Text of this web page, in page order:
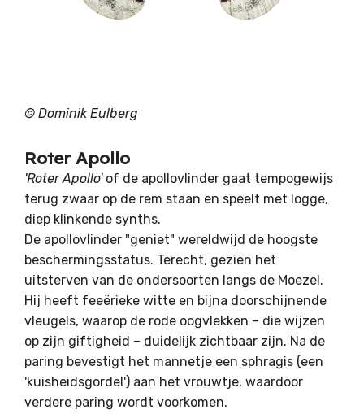
© Dominik Eulberg
Roter Apollo
'Roter Apollo'of de apollovlinder gaat tempogewijs
terug zwaar op de rem staan en speelt met logge,
diep klinkende synths.
De apollovlinder "geniet" wereldwijd de hoogste
beschermingsstatus. Terecht, gezien het
uitsterven van de ondersoorten langs de Moezel.
Hij heeft feeërieke witte en bijna doorschijnende
vleugels, waarop de rode oogvlekken – die wijzen
op zijn giftigheid – duidelijk zichtbaar zijn. Na de
paring bevestigt het mannetje een sphragis (een
'kuisheidsgordel') aan het vrouwtje, waardoor
verdere paring wordt voorkomen.